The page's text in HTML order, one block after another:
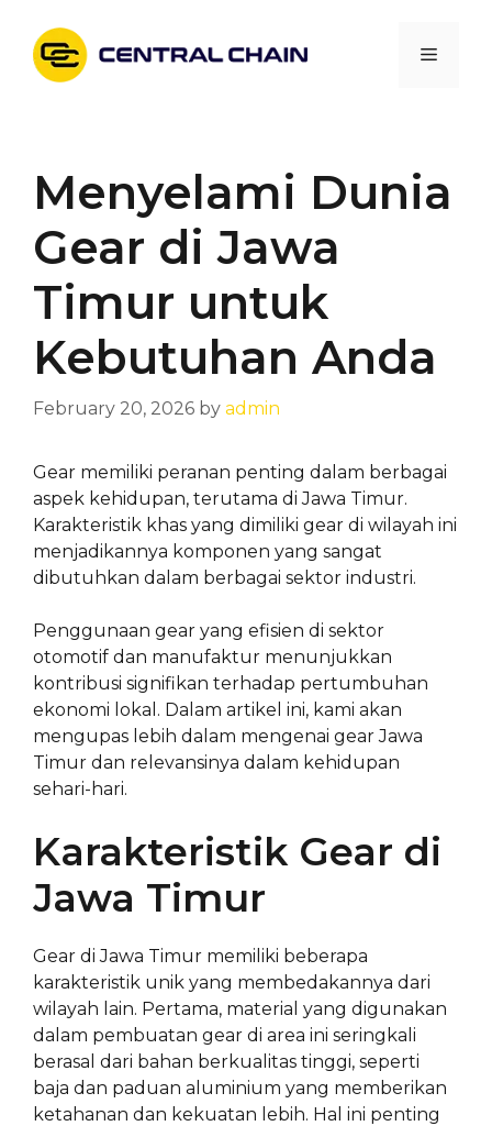
content
Menu
Menyelami Dunia
Gear di Jawa
Timur untuk
Kebutuhan Anda
February 20, 2026 by admin
Gear memiliki peranan penting dalam berbagai
aspek kehidupan, terutama di Jawa Timur.
Karakteristik khas yang dimiliki gear di wilayah ini
menjadikannya komponen yang sangat
dibutuhkan dalam berbagai sektor industri.
Penggunaan gear yang efisien di sektor
otomotif dan manufaktur menunjukkan
kontribusi signifikan terhadap pertumbuhan
ekonomi lokal. Dalam artikel ini, kami akan
mengupas lebih dalam mengenai gear Jawa
Timur dan relevansinya dalam kehidupan
sehari-hari.
Karakteristik Gear di
Jawa Timur
Gear di Jawa Timur memiliki beberapa
karakteristik unik yang membedakannya dari
wilayah lain. Pertama, material yang digunakan
dalam pembuatan gear di area ini seringkali
berasal dari bahan berkualitas tinggi, seperti
baja dan paduan aluminium yang memberikan
ketahanan dan kekuatan lebih. Hal ini penting